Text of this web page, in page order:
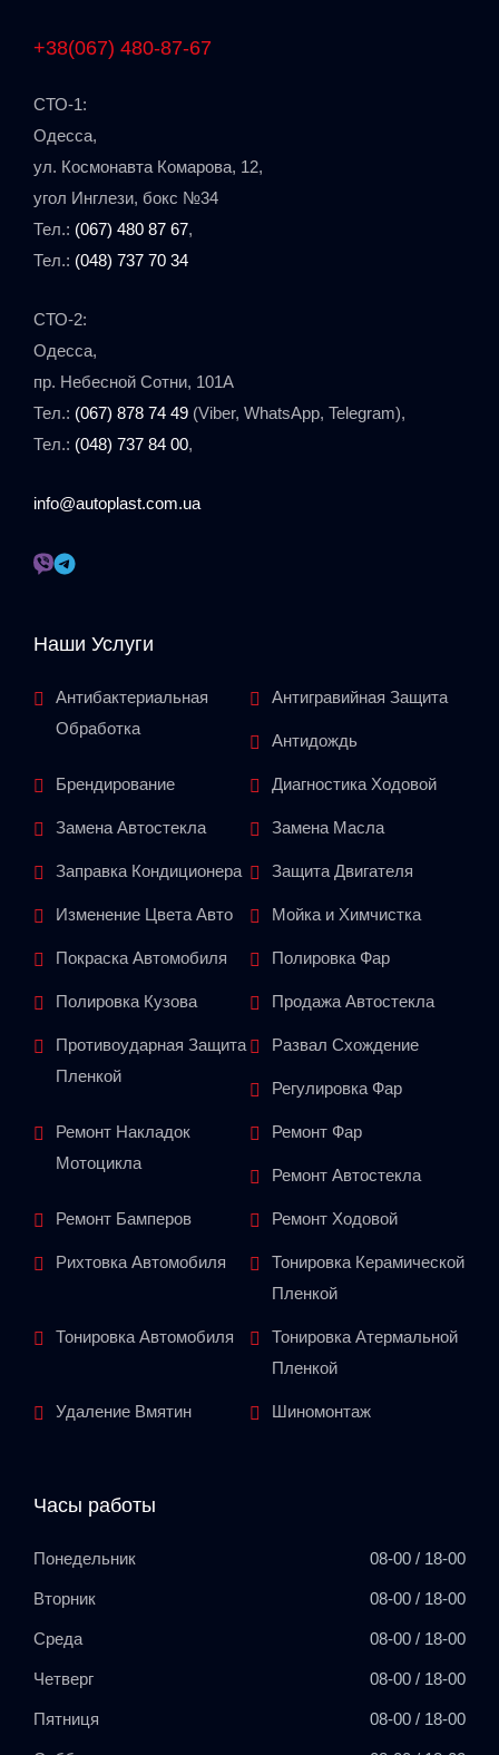
+38(067) 480-87-67
СТО-1:
Одеcса,
ул. Космонавта Комарова, 12,
угол Инглези, бокс №34
Тел.: (067) 480 87 67,
Тел.: (048) 737 70 34
СТО-2:
Одесса,
пр. Небесной Сотни, 101A
Тел.: (067) 878 74 49 (Viber, WhatsApp, Telegram),
Тел.: (048) 737 84 00,
info@autoplast.com.ua
Наши Услуги
Антибактериальная
Обработка
Антигравийная Защита
Антидождь
Брендирование Диагностика Ходовой
Замена Автостекла Замена Масла
Заправка Кондиционера Защита Двигателя
Изменение Цвета Авто Мойка и Химчистка
Покраска Автомобиля Полировка Фар
Полировка Кузова Продажа Автостекла
Противоударная Защита
Пленкой
Развал Схождение
Регулировка Фар
Ремонт Накладок
Мотоцикла
Ремонт Фар
Ремонт Автостекла
Ремонт Бамперов Ремонт Ходовой
Рихтовка Автомобиля
Тонировка Керамической
Пленкой
Тонировка Автомобиля
Тонировка Атермальной
Пленкой
Удаление Вмятин Шиномонтаж
Часы работы
Понедельник 08-00 / 18-00
Вторник 08-00 / 18-00
Среда 08-00 / 18-00
Четверг 08-00 / 18-00
Пятниця 08-00 / 18-00